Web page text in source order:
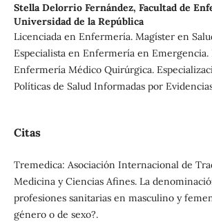
Stella Delorrio Fernández, Facultad de
Universidad de la República
Licenciada en Enfermería. Magíster en
Especialista en Enfermería en Emergencia.
Enfermería Médico Quirúrgica.
Políticas de Salud Informadas por
Citas
Tremedica: Asociación Internacional de
Medicina y Ciencias Afines. La
profesiones sanitarias en masculino y
género o de sexo?.